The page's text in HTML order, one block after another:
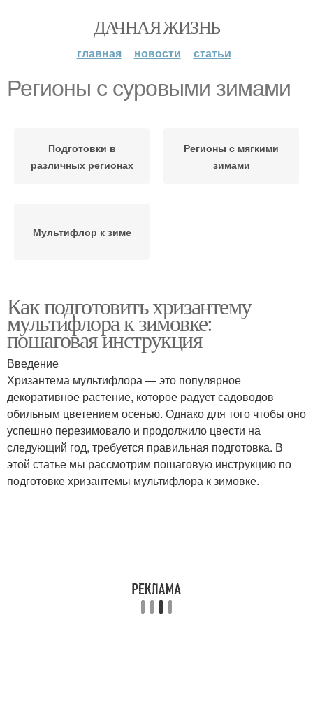
ДАЧНАЯ ЖИЗНЬ
главная новости статьи
Регионы с суровыми зимами
Подготовки в
различных регионах
Регионы с мягкими
зимами
Мультифлор к зиме
Как подготовить хризантему
мультифлора к зимовке:
пошаговая инструкция
Введение
Хризантема мультифлора — это популярное
декоративное растение, которое радует садоводов
обильным цветением осенью. Однако для того чтобы оно
успешно перезимовало и продолжило цвести на
следующий год, требуется правильная подготовка. В
этой статье мы рассмотрим пошаговую инструкцию по
подготовке хризантемы мультифлора к зимовке.